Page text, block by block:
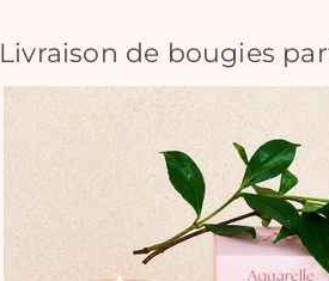
Livraison de bougies